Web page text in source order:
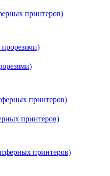
принтеров)
принтеров)